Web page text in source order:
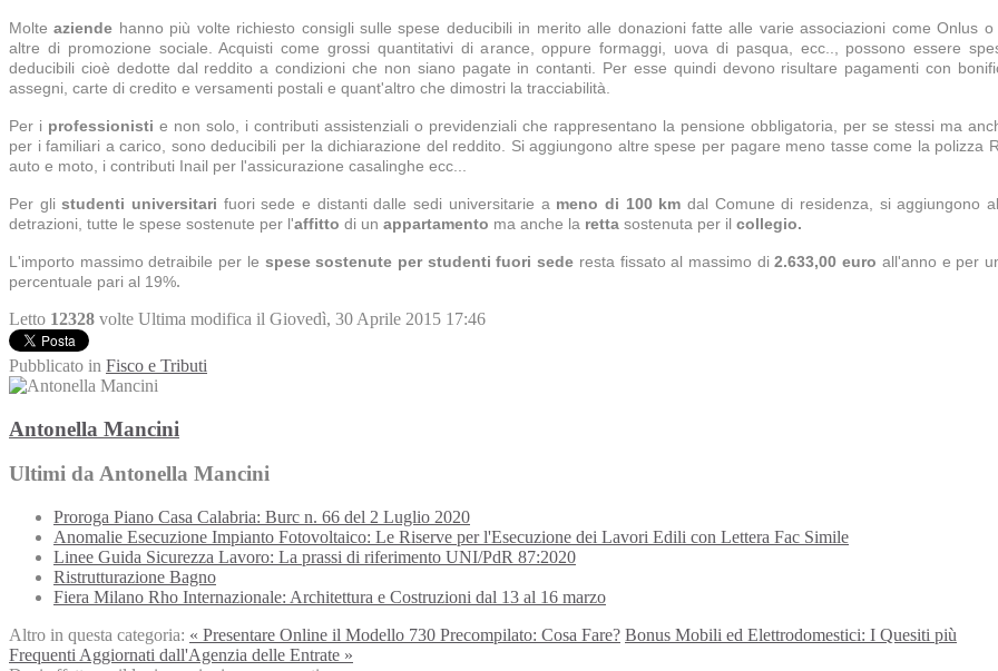
Molteaziende hanno più volte richiesto consigli sulle spese deducibili in merito alle donazioni fatte alle varie associazioni comeOnlus o
altre di promozione sociale. Acquisti come grossi quantitativi di arance, oppure formaggi, uova di pasqua, ecc.., possono essere
deducibili cioè dedotte dal reddito a condizioni che non siano pagate in contanti. Per esse quindi devono risultare pagamenti con
assegni, carte di credito e versamenti postali e quant'altro che dimostri la tracciabilità.
Per i professionisti e non solo, i contributi assistenziali o previdenziali che rappresentano la pensione obbligatoria, per se stessi ma
per i familiari a carico, sono deducibili per la dichiarazione del reddito. Si aggiungono altre spese per pagare meno tasse come la polizza
auto e moto, i contributi Inail per l'assicurazione casalinghe ecc...
Per glistudenti universitari fuori sede e distanti dalle sedi universitarie a meno di 100 km dal Comune di residenza, si aggiungono
detrazioni, tutte le spese sostenute per l'affitto di un appartamento ma anche la retta sostenuta per il collegio.
L'importo massimo detraibile per le spese sostenute per studenti fuori sede resta fissato al massimo di2.633,00 euro all'anno e per
percentuale pari al 19%.
Letto 12328 volte Ultima modifica il Giovedì, 30 Aprile 2015 17:46
Pubblicato in Fisco e Tributi
Antonella Mancini
Ultimi da Antonella Mancini
Proroga Piano Casa Calabria: Burc n. 66 del 2 Luglio 2020
Anomalie Esecuzione Impianto Fotovoltaico: Le Riserve per l'Esecuzione dei Lavori Edili con Lettera Fac Simile
Linee Guida Sicurezza Lavoro: La prassi di riferimento UNI/PdR 87:2020
Ristrutturazione Bagno
Fiera Milano Rho Internazionale: Architettura e Costruzioni dal 13 al 16 marzo
Altro in questa categoria: « Presentare Online il Modello 730 Precompilato: Cosa Fare? Bonus Mobili ed Elettrodomestici: I Quesiti più
Frequenti Aggiornati dall'Agenzia delle Entrate »